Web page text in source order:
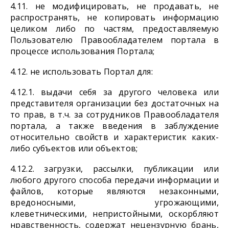
4.11. не модифицировать, не продавать, не
распространять, не копировать информацию
целиком либо по частям, предоставляемую
Пользователю Правообладателем портала в
процессе использования Портала;
4.12. не использовать Портал для:
4.12.1. выдачи себя за другого человека или
представителя организации без достаточных на
то прав, в т.ч. за сотрудников Правообладателя
портала, а также введения в заблуждение
относительно свойств и характеристик каких-
либо субъектов или объектов;
4.12.2. загрузки, рассылки, публикации или
любого другого способа передачи информации и
файлов, которые являются незаконными,
вредоносными, угрожающими,
клеветническими, непристойными, оскорбляют
нравственность, содержат нецензурную брань,